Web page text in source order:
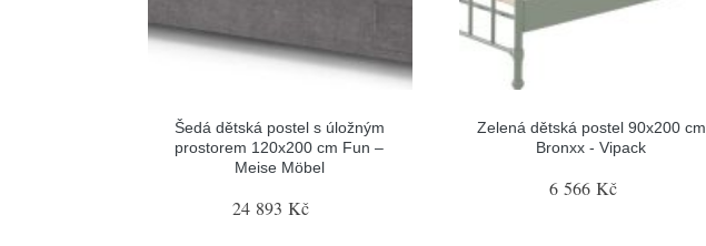
Šedá dětská postel s úložným
prostorem 120x200 cm Fun –
Meise Möbel
24 893 Kč
Zelená dětská postel 90x200 cm
Bronxx - Vipack
6 566 Kč